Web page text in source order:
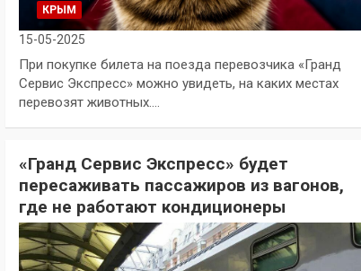
КРЫМ
15-05-2025
При покупке билета на поезда перевозчика «Гранд
Сервис Экспресс» можно увидеть, на каких местах
перевозят животных.…
«Гранд Сервис Экспресс» будет
пересаживать пассажиров из вагонов,
где не работают кондиционеры